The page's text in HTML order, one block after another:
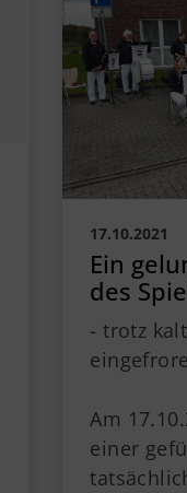
17.10.2021
Ein
des
- trotz
Am
einer